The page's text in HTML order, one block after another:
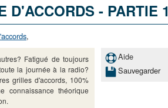
D'ACCORDS - PARTIE 1
,
Aide
Sauvegarder
Fatigué de toujours
la journée à la radio?
grilles d'accords, 100%
connaissance théorique